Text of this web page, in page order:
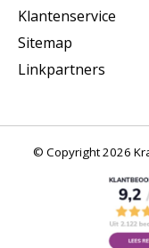
Klantenservice
Sitemap
Linkpartners
© Copyright 2026